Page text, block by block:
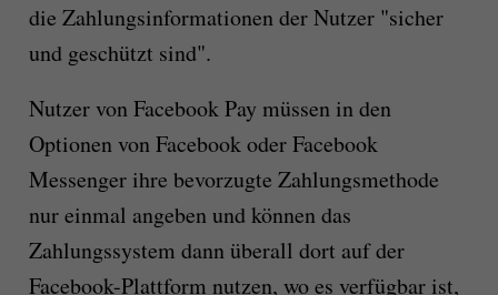
die Zahlungsinformationen der Nutzer "sicher
und geschützt sind".
Nutzer von Facebook Pay müssen in den
Optionen von Facebook oder Facebook
Messenger ihre bevorzugte Zahlungsmethode
nur einmal angeben und können das
Zahlungssystem dann überall dort auf der
Facebook-Plattform nutzen, wo es verfügbar ist,